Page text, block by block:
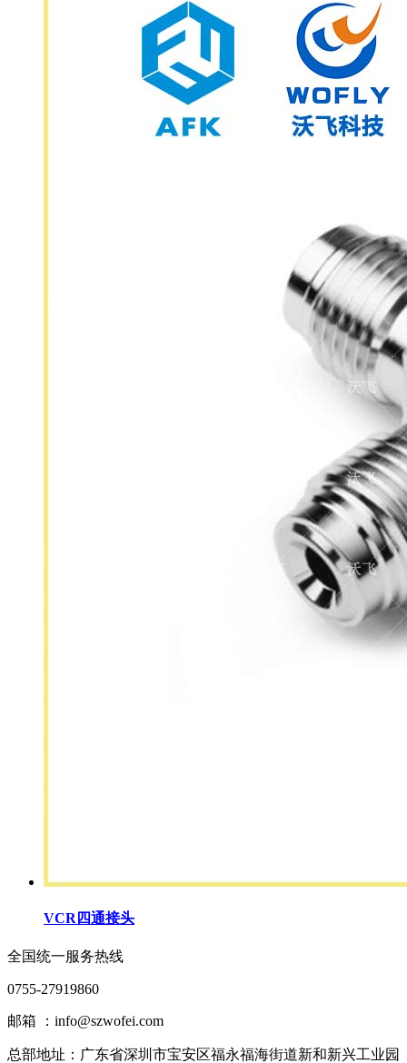
VCR四通接头
全国统一服务热线
0755-27919860
邮箱 ：info@szwofei.com
总部地址： 广东省深圳市宝安区福永福海街道新和新兴工业园